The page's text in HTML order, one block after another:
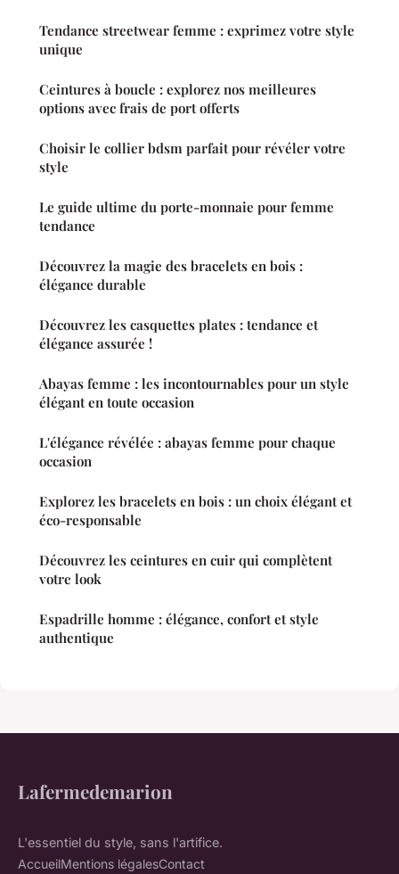
Tendance streetwear femme : exprimez votre style
unique
Ceintures à boucle : explorez nos meilleures
options avec frais de port offerts
Choisir le collier bdsm parfait pour révéler votre
style
Le guide ultime du porte-monnaie pour femme
tendance
Découvrez la magie des bracelets en bois :
élégance durable
Découvrez les casquettes plates : tendance et
élégance assurée !
Abayas femme : les incontournables pour un style
élégant en toute occasion
L'élégance révélée : abayas femme pour chaque
occasion
Explorez les bracelets en bois : un choix élégant et
éco-responsable
Découvrez les ceintures en cuir qui complètent
votre look
Espadrille homme : élégance, confort et style
authentique
Lafermedemarion
L'essentiel du style, sans l'artifice.
AccueilMentions légalesContact